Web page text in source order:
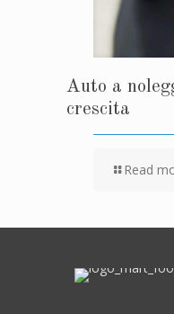
Auto a
crescita
Read